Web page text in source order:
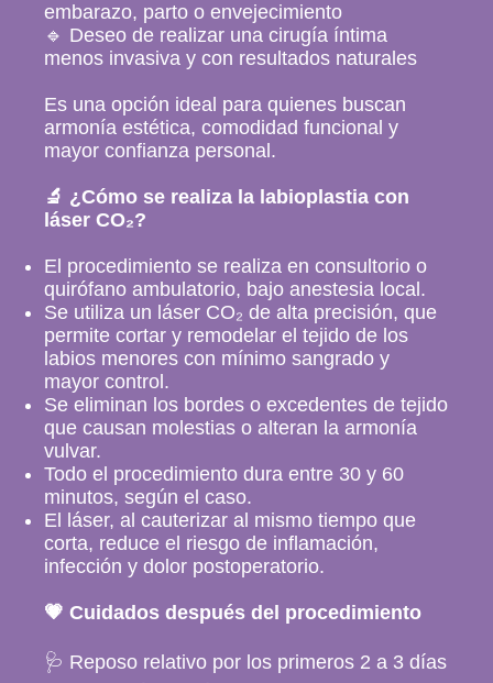
Inicio
Sobre mí
Ginecología
Ginecología con Laser
Cirugías
Obstetricia
Mastología
Prevencion Oncológica
embarazo, parto o envejecimiento
🔹 Deseo de realizar una cirugía íntima
menos invasiva y con resultados naturales
Es una opción ideal para quienes buscan
armonía estética, comodidad funcional y
mayor confianza personal.
🔬 ¿Cómo se realiza la labioplastia con
láser CO₂?
El procedimiento se realiza en consultorio o
quirófano ambulatorio, bajo anestesia local.
Se utiliza un láser CO₂ de alta precisión, que
permite cortar y remodelar el tejido de los
labios menores con mínimo sangrado y
mayor control.
Se eliminan los bordes o excedentes de tejido
que causan molestias o alteran la armonía
vulvar.
Todo el procedimiento dura entre 30 y 60
minutos, según el caso.
El láser, al cauterizar al mismo tiempo que
corta, reduce el riesgo de inflamación,
infección y dolor postoperatorio.
💗 Cuidados después del procedimiento
🩺 Reposo relativo por los primeros 2 a 3 días